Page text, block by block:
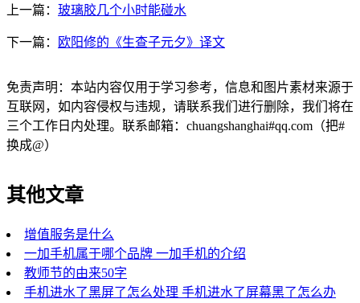
上一篇： 玻璃胶几个小时能碰水
下一篇： 欧阳修的《生查子元夕》译文
免责声明：本站内容仅用于学习参考，信息和图片素材来源于
互联网，如内容侵权与违规，请联系我们进行删除，我们将在
三个工作日内处理。联系邮箱：chuangshanghai#qq.com（把#
换成@）
其他文章
增值服务是什么
一加手机属于哪个品牌 一加手机的介绍
教师节的由来50字
手机进水了黑屏了怎么处理 手机进水了屏幕黑了怎么办